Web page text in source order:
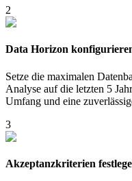
2
Data Horizon
Setze die maximalen
Analyse auf die letzten 5
Umfang und eine
3
Akzeptanzkriterien